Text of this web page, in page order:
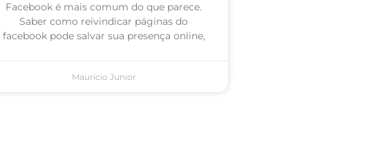
Facebook é mais comum do que parece.
Saber como reivindicar páginas do
facebook pode salvar sua presença online,
Mauricio Junior